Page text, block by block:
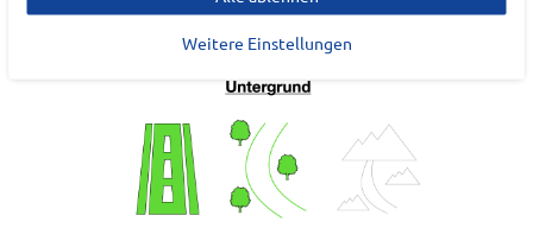
Weitere Einstellungen